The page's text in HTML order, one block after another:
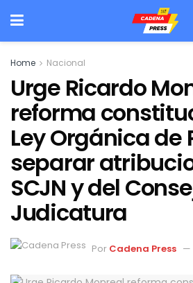
Home Nacional
Urge Ricardo
reforma
Ley Orgánica de
separar
SCJN y del
Judicatura
Por Cadena Press